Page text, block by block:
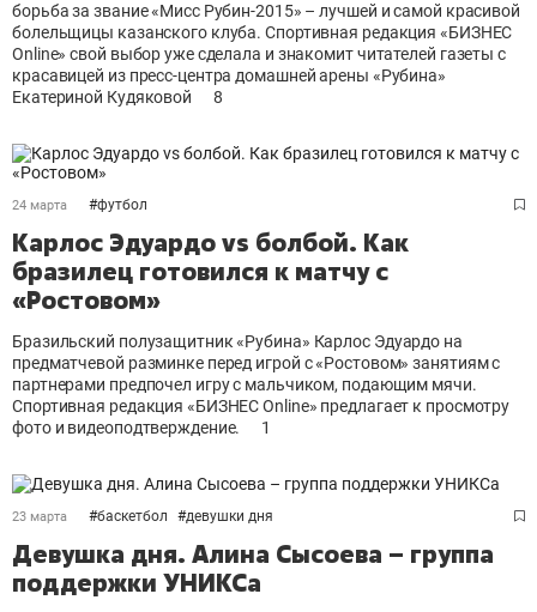
борьба за звание «Мисс Рубин-2015» – лучшей и самой красивой
болельщицы казанского клуба. Спортивная редакция «БИЗНЕС
Online» свой выбор уже сделала и знакомит читателей газеты с
красавицей из пресс-центра домашней арены «Рубина»
Екатериной Кудяковой
8
24 марта #футбол
Карлос Эдуардо vs болбой. Как
бразилец готовился к матчу с
«Ростовом»
Бразильский полузащитник «Рубина» Карлос Эдуардо на
предматчевой разминке перед игрой с «Ростовом» занятиям с
партнерами предпочел игру с мальчиком, подающим мячи.
Спортивная редакция «БИЗНЕС Online» предлагает к просмотру
фото и видеоподтверждение.
1
23 марта #баскетбол #девушки дня
Девушка дня. Алина Сысоева – группа
поддержки УНИКСа